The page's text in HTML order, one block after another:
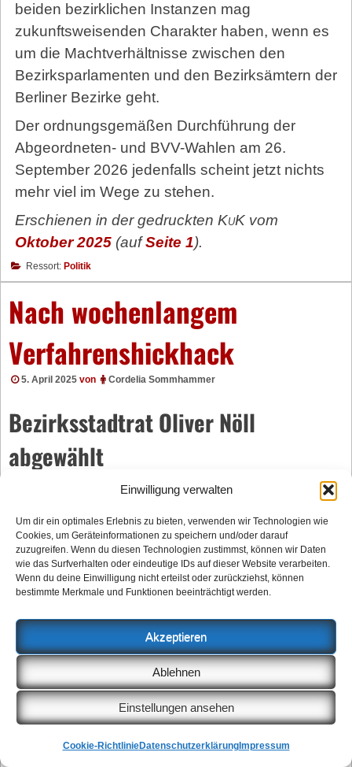
Einwilligung verwalten
Um dir ein optimales Erlebnis zu bieten, verwenden wir Technologien wie
Cookies, um Geräteinformationen zu speichern und/oder darauf
zuzugreifen. Wenn du diesen Technologien zustimmst, können wir Daten
wie das Surfverhalten oder eindeutige IDs auf dieser Website verarbeiten.
Wenn du deine Einwilligung nicht erteilst oder zurückziehst, können
bestimmte Merkmale und Funktionen beeinträchtigt werden.
Akzeptieren
Ablehnen
Einstellungen ansehen
Cookie-RichtlinieDatenschutzerklärungImpressum
beiden bezirklichen Instanzen mag
zukunftsweisenden Charakter haben, wenn es
um die Machtverhältnisse zwischen den
Bezirksparlamenten und den Bezirksämtern der
Berliner Bezirke geht.
Der ordnungsgemäßen Durchführung der
Abgeordneten- und BVV-Wahlen am 26.
September 2026 jedenfalls scheint jetzt nichts
mehr viel im Wege zu stehen.
Erschienen in der gedruckten KuKvom
Oktober 2025(aufSeite 1).
Ressort: Politik
Nach wochenlangem
Verfahrenshickhack
5. April 2025 von Cordelia Sommhammer
Bezirksstadtrat Oliver Nöll
abgewählt
Oliver Nöll bei einem Besuch des Dütti-Treffs im
Februar 2025.
Foto: Bezirksamt Friedrichshain-Kreuzberg